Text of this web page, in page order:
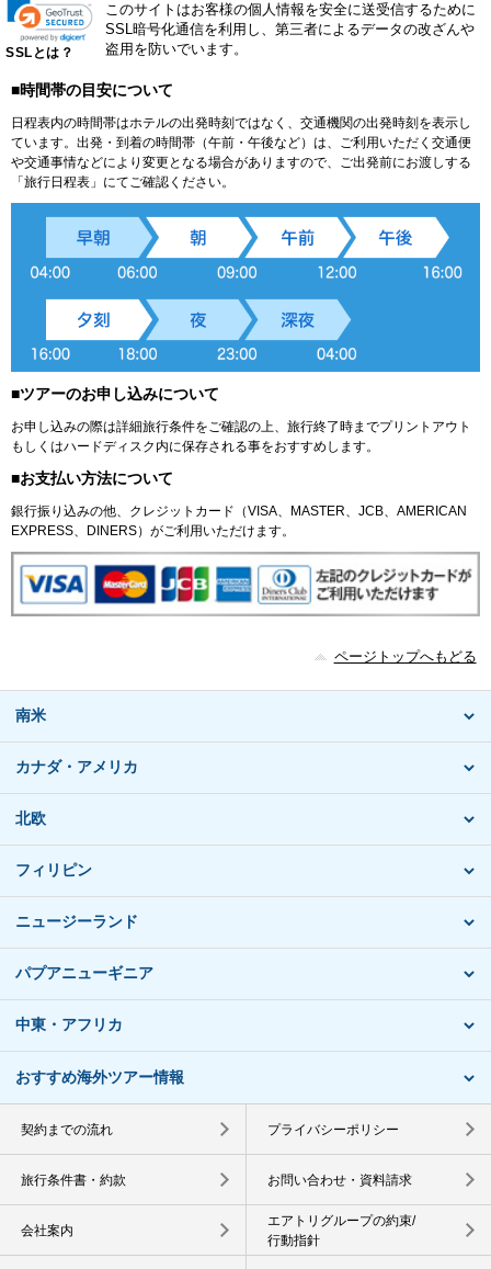
SSLとは？
このサイトはお客様の個人情報を安全に送受信するために
SSL暗号化通信を利用し、第三者によるデータの改ざんや
盗用を防いでいます。
■時間帯の目安について
日程表内の時間帯はホテルの出発時刻ではなく、交通機関の出発時刻を表示し
ています。出発・到着の時間帯（午前・午後など）は、ご利用いただく交通便
や交通事情などにより変更となる場合がありますので、ご出発前にお渡しする
「旅行日程表」にてご確認ください。
■ツアーのお申し込みについて
お申し込みの際は詳細旅行条件をご確認の上、旅行終了時までプリントアウト
もしくはハードディスク内に保存される事をおすすめします。
■お支払い方法について
銀行振り込みの他、クレジットカード（VISA、MASTER、JCB、AMERICAN
EXPRESS、DINERS）がご利用いただけます。
ページトップへもどる
南米
カナダ・アメリカ
北欧
フィリピン
ニュージーランド
パプアニューギニア
中東・アフリカ
おすすめ海外ツアー情報
契約までの流れ プライバシーポリシー
旅行条件書・約款 お問い合わせ・資料請求
会社案内
エアトリグループの約束/
行動指針